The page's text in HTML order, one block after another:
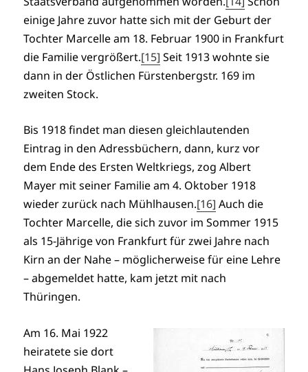
einige Jahre zuvor hatte sich mit der Geburt der
Tochter Marcelle am 18. Februar 1900 in Frankfurt
die Familie vergrößert.[15] Seit 1913 wohnte sie
dann in der Östlichen Fürstenbergstr. 169 im
zweiten Stock.
Bis 1918 findet man diesen gleichlautenden
Eintrag in den Adressbüchern, dann, kurz vor
dem Ende des Ersten Weltkriegs, zog Albert
Mayer mit seiner Familie am 4. Oktober 1918
wieder zurück nach Mühlhausen.[16] Auch die
Tochter Marcelle, die sich zuvor im Sommer 1915
als 15-Jährige von Frankfurt für zwei Jahre nach
Kirn an der Nahe – möglicherweise für eine Lehre
– abgemeldet hatte, kam jetzt mit nach
Thüringen.
Am 16. Mai 1922
heiratete sie dort